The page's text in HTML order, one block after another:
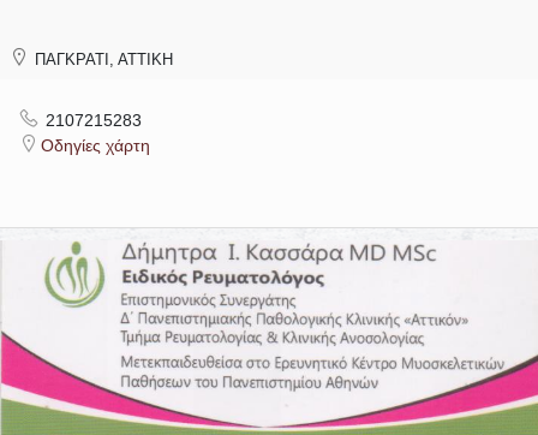
ΠΑΓΚΡΑΤΙ, ΑΤΤΙΚΗ
2107215283
Οδηγίες χάρτη